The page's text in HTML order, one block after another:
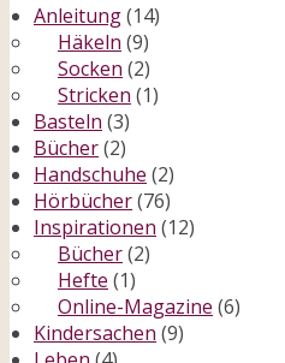
Anleitung(14)
Häkeln (9)
Socken (2)
Stricken (1)
Basteln (3)
Bücher(2)
Handschuhe (2)
Hörbücher(76)
Inspirationen (12)
Bücher(2)
Hefte (1)
Online-Magazine (6)
Kindersachen (9)